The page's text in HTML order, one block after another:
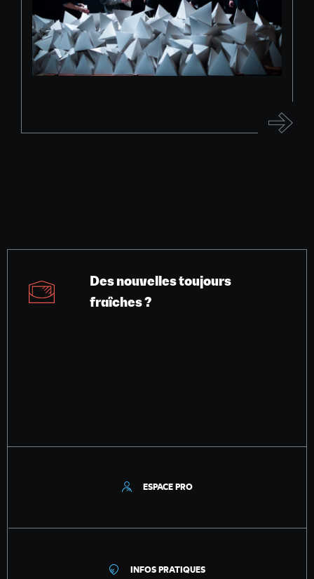
Des nouvelles toujours
fraîches ?
ESPACE PRO
INFOS PRATIQUES